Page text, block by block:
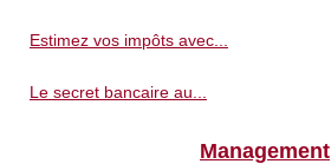
Estimez vos impôts avec...
Le secret bancaire au...
Management